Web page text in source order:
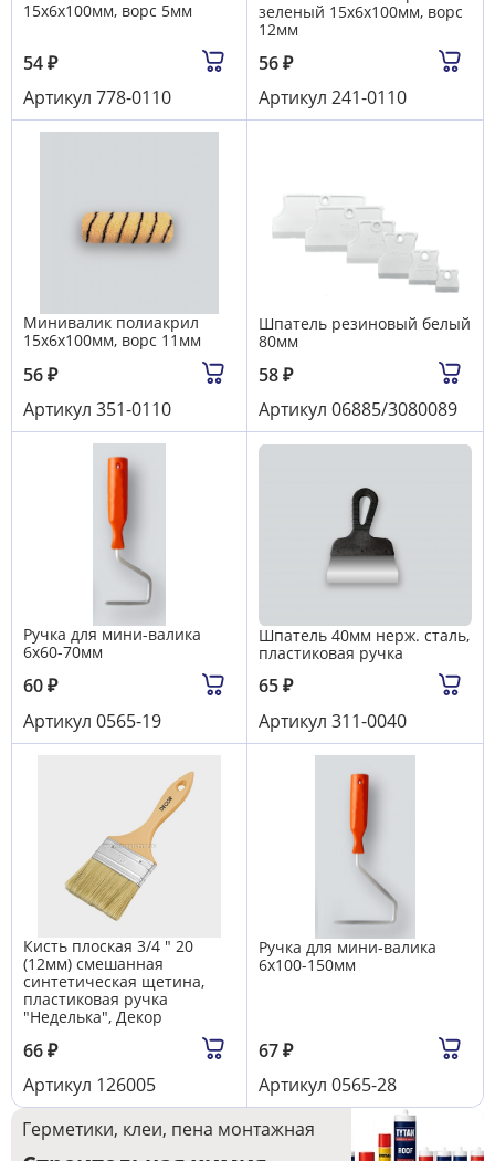
15х6х100мм, ворс 5мм
54₽
Артикул 778-0110
зеленый 15х6х100мм, ворс
12мм
56₽
Артикул 241-0110
Минивалик полиакрил
15х6х100мм, ворс 11мм
56₽
Артикул 351-0110
Шпатель резиновый белый
80мм
58₽
Артикул 06885/3080089
Ручка для мини-валика
6х60-70мм
60₽
Артикул 0565-19
Шпатель 40мм нерж. сталь,
пластиковая ручка
65₽
Артикул 311-0040
Кисть плоская 3/4 " 20
(12мм) смешанная
синтетическая щетина,
пластиковая ручка
"Неделька", Декор
66₽
Артикул 126005
Ручка для мини-валика
6х100-150мм
67₽
Артикул 0565-28
Герметики, клеи, пена монтажная